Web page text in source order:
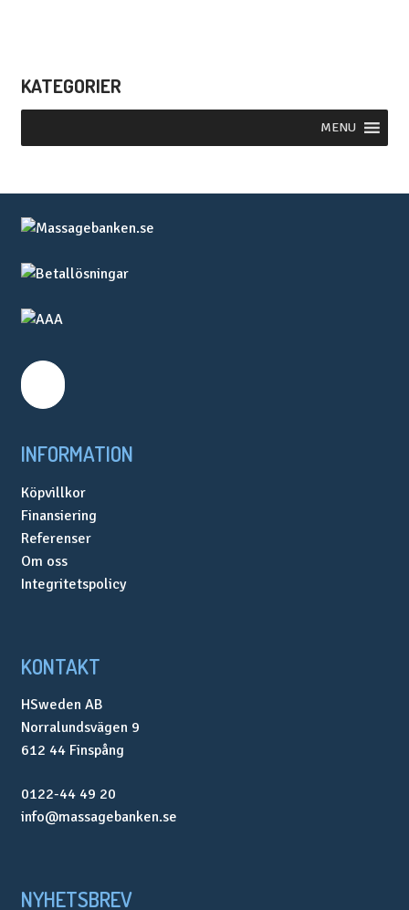
KATEGORIER
MENU
INFORMATION
Köpvillkor
Finansiering
Referenser
Om oss
Integritetspolicy
KONTAKT
HSweden AB
Norralundsvägen 9
612 44 Finspång
0122-44 49 20
info@massagebanken.se
NYHETSBREV